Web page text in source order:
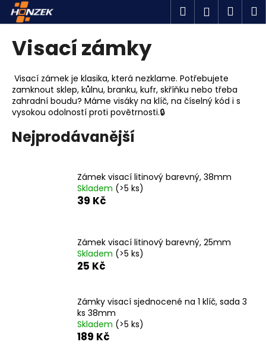
Přejít
obsah
Hledat
Visací zámky
Visací zámek je klasika, která nezklame. Potřebujete
zamknout sklep, kůlnu, branku, kufr, skříňku nebo třeba
zahradní boudu? Máme visáky na klíč, na číselný kód i s
vysokou odolností proti povětrnosti.🔒
Nejprodávanější
Zámek visací litinový barevný, 38mm
Skladem (>5 ks)
39 Kč
Zámek visací litinový barevný, 25mm
Skladem (>5 ks)
25 Kč
Zámky visací sjednocené na 1 klíč, sada 3
ks 38mm
Skladem (>5 ks)
189 Kč
o
o
p
o
t
ř